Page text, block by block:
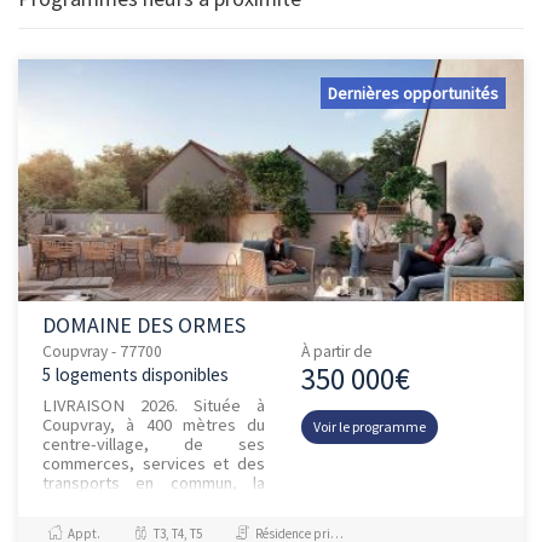
Dernières opportunités
DOMAINE DES ORMES
Coupvray - 77700
5 logements disponibles
LIVRAISON 2026. Située à
Coupvray, à 400 mètres du
centre-village, de ses
commerces, services et des
transports en commun, la
ORMES est composée de 63
À partir de
350 000€
Voir le programme
Appt. T3, T4, T5 Résidence principale / PTZ